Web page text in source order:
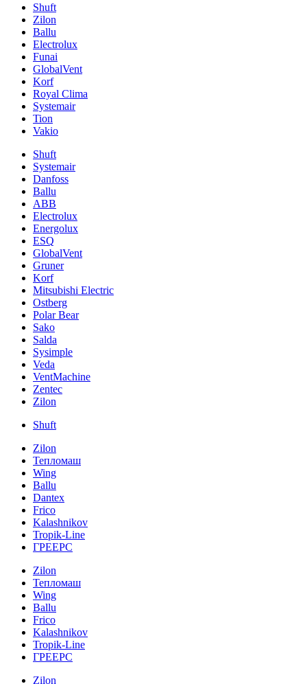
Shuft
Zilon
Ballu
Electrolux
Funai
GlobalVent
Korf
Royal Clima
Systemair
Tion
Vakio
Shuft
Systemair
Danfoss
Ballu
ABB
Electrolux
Energolux
ESQ
GlobalVent
Gruner
Korf
Mitsubishi Electric
Ostberg
Polar Bear
Sako
Salda
Sysimple
Veda
VentMachine
Zentec
Zilon
Shuft
Zilon
Тепломаш
Wing
Ballu
Dantex
Frico
Kalashnikov
Tropik-Line
ГРЕЕРС
Zilon
Тепломаш
Wing
Ballu
Frico
Kalashnikov
Tropik-Line
ГРЕЕРС
Zilon